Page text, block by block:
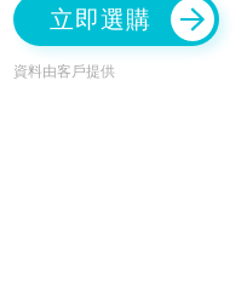
立即選購
資料由客戶提供